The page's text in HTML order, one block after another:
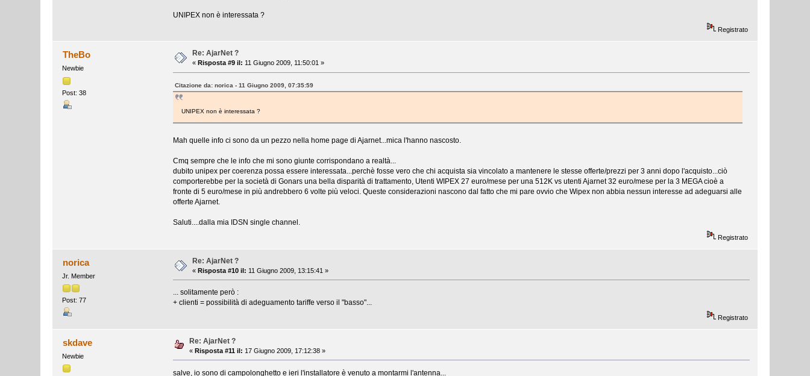
UNIPEX non è interessata ?
Registrato
TheBo
Newbie
Post: 38
Re: AjarNet ?
« Risposta #9 il: 11 Giugno 2009, 11:50:01 »
Citazione da: norica - 11 Giugno 2009, 07:35:59
UNIPEX non è interessata ?
Mah quelle info ci sono da un pezzo nella home page di Ajarnet...mica l'hanno nascosto.
Cmq sempre che le info che mi sono giunte corrispondano a realtà...
dubito unipex per coerenza possa essere interessata...perchè fosse vero che chi acquista sia vincolato a mantenere le stesse offerte/prezzi per 3 anni dopo l'acquisto...ciò
comporterebbe per la società di Gonars una bella disparità di trattamento, Utenti WIPEX 27 euro/mese per una 512K vs utenti Ajarnet 32 euro/mese per la 3 MEGA cioè a
fronte di 5 euro/mese in più andrebbero 6 volte più veloci. Queste considerazioni nascono dal fatto che mi pare ovvio che Wipex non abbia nessun interesse ad adeguarsi alle
offerte Ajarnet.
Saluti....dalla mia IDSN single channel.
Registrato
norica
Jr. Member
Post: 77
Re: AjarNet ?
«Risposta #10 il: 11 Giugno 2009, 13:15:41 »
... solitamente però :
+ clienti = possibilità di adeguamento tariffe verso il "basso"...
Registrato
skdave
Newbie
Re: AjarNet ?
«Risposta #11 il: 17 Giugno 2009, 17:12:38 »
salve, io sono di campolonghetto e ieri l'installatore è venuto a montarmi l'antenna...